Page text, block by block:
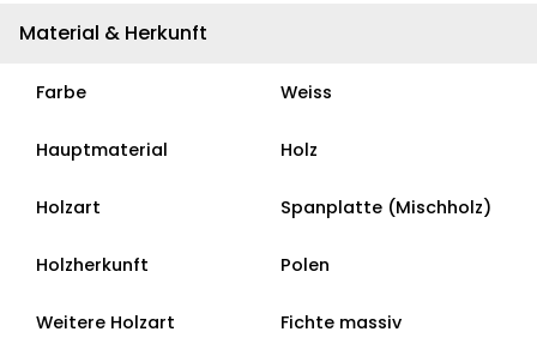
Material & Herkunft
Farbe Weiss
Hauptmaterial Holz
Holzart Spanplatte (Mischholz)
Holzherkunft Polen
Weitere Holzart
Fichte massiv